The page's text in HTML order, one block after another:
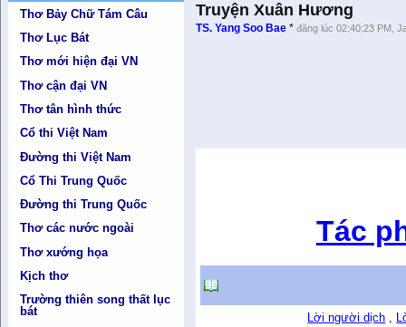
Thơ Bảy Chữ Tám Câu
Thơ Lục Bát
Thơ mới hiện đại VN
Thơ cận đại VN
Thơ tân hình thức
Cổ thi Việt Nam
Đường thi Việt Nam
Cổ Thi Trung Quốc
Đường thi Trung Quốc
Thơ các nước ngoài
Thơ xướng họa
Kịch thơ
Trường thiên song thất lục
bát
Truyện Xuân Hương
TS. Yang Soo Bae *đăng lúc 02:40:23 PM,
Tác
Lời người dịch